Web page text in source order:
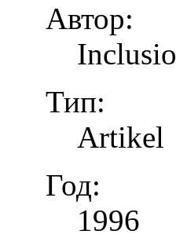
Автор:
Тип:
Artikel
Год:
1996